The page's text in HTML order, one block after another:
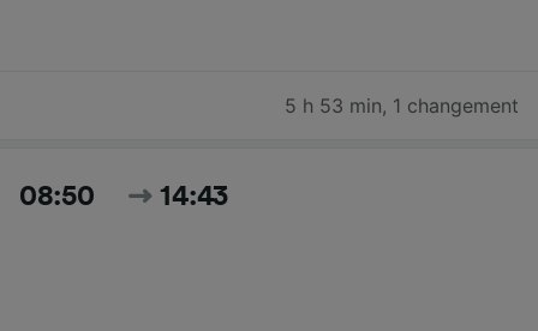
5 h 53 min, 1 changement
08:50 14:43